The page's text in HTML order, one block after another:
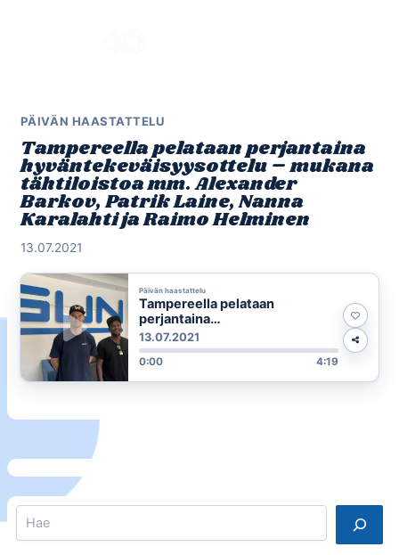
PÄIVÄN HAASTATTELU
Tampereella pelataan perjantaina
hyväntekeväisyysottelu – mukana
tähtiloistoa mm. Alexander
Barkov, Patrik Laine, Nanna
Karalahti ja Raimo Helminen
13.07.2021
Päivän haastattelu
Tampereella pelataan
perjantaina
hyväntekeväisyysottelu –
mukana tähtiloistoa mm.
Alexander Barkov, Patrik Laine,
Nanna Karalahti ja Raimo
13.07.2021
0:00 4:19